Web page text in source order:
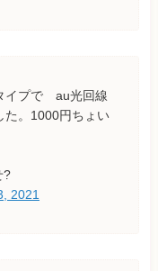
イプで au光回線
た。1000円ちょい
?
2021